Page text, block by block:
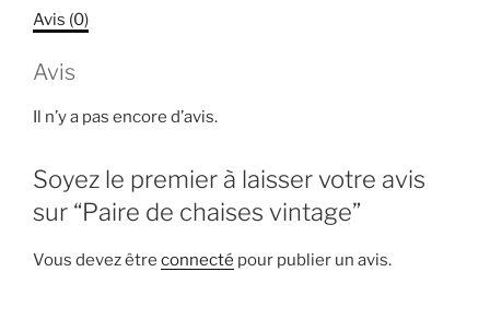
Avis (0)
Avis
Il n’y a pas encore d’avis.
Soyez le premier à laisser votre avis
sur “Paire de chaises vintage”
Vous devez être connecté pour publier un avis.